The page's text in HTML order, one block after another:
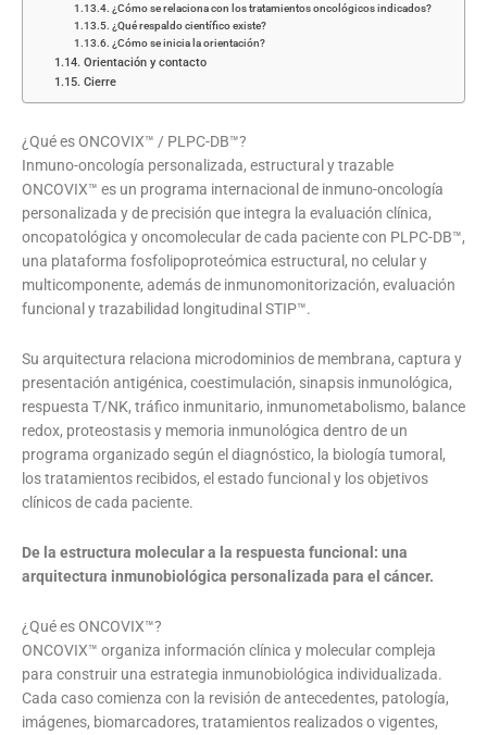
¿Cómo se relaciona con los tratamientos oncológicos indicados?
¿Qué respaldo científico existe?
¿Cómo se inicia la orientación?
Orientación y contacto
Cierre
¿Qué es ONCOVIX™ / PLPC-DB™?
Inmuno-oncología personalizada, estructural y trazable
ONCOVIX™ es un programa internacional de inmuno-oncología
personalizada y de precisión que integra la evaluación clínica,
oncopatológica y oncomolecular de cada paciente con PLPC-DB™,
una plataforma fosfolipoproteómica estructural, no celular y
multicomponente, además de inmunomonitorización, evaluación
funcional y trazabilidad longitudinal STIP™.
Su arquitectura relaciona microdominios de membrana, captura y
presentación antigénica, coestimulación, sinapsis inmunológica,
respuesta T/NK, tráfico inmunitario, inmunometabolismo, balance
redox, proteostasis y memoria inmunológica dentro de un
programa organizado según el diagnóstico, la biología tumoral,
los tratamientos recibidos, el estado funcional y los objetivos
clínicos de cada paciente.
De la estructura molecular a la respuesta funcional: una
arquitectura inmunobiológica personalizada para el cáncer.
¿Qué es ONCOVIX™?
ONCOVIX™ organiza información clínica y molecular compleja
para construir una estrategia inmunobiológica individualizada.
Cada caso comienza con la revisión de antecedentes, patología,
imágenes, biomarcadores, tratamientos realizados o vigentes,